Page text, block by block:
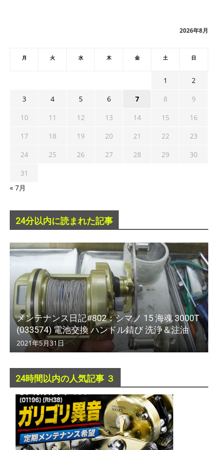
2026年8月
月 火 水 木 金 土 日
1
2
3
4 5 6 7 8
9
10
11 12 13 14 15
16
17
18 19 20 21 22
23
24
25 26 27 28 29
30
31
« 7月
24分以内に読まれた記事
メンテナンス日記#802：シマノ 15 海魂 3000T
(033574) 電池交換 ハンドル錆び 洗浄＆注油
2021年5月31日
24時間以内の人気記事 ３